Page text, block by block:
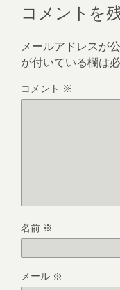
コメントを
メールアドレスが
が付いている欄は
コメント ※
名前 ※
メール ※